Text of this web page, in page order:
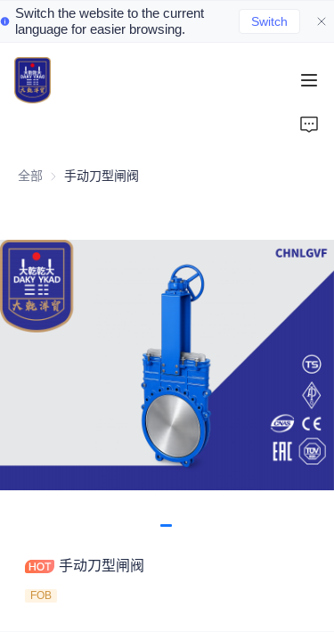
Switch the website to the current
language for easier browsing.
Switch
全部 手动刀型闸阀
手动刀型闸阀
FOB
Home
Valve Products
Valve News
Contact Us